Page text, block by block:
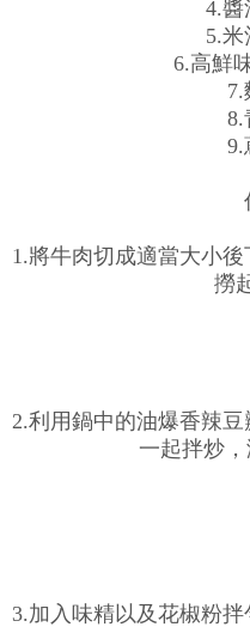
4.醬
5.米
6.高鮮
7.
8.
9.
1.將牛肉切成適當大小
撈
2.利用鍋中的油爆香辣
一起拌炒，
3.加入味精以及花椒粉